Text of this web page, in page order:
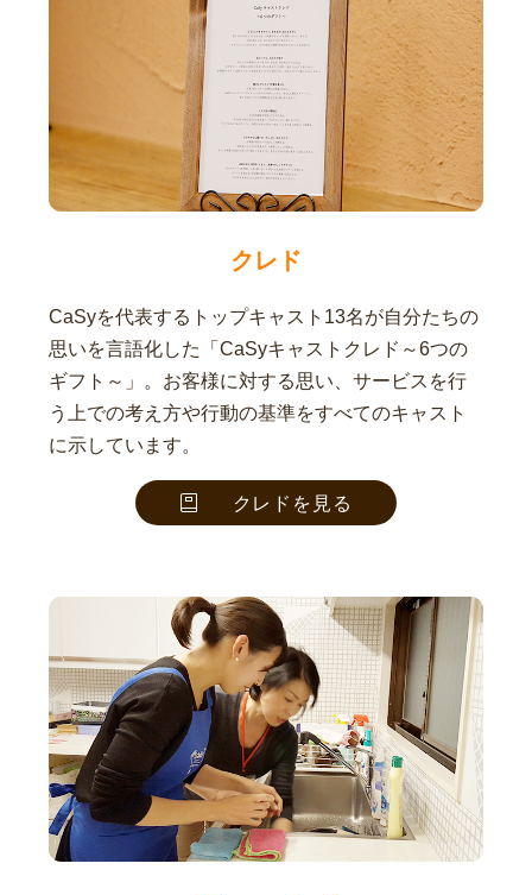
クレド
CaSyを代表するトップキャスト13名が自分たちの
思いを言語化した「CaSyキャストクレド～6つの
ギフト～」。お客様に対する思い、サービスを行
う上での考え方や行動の基準をすべてのキャスト
に示しています。
クレドを見る